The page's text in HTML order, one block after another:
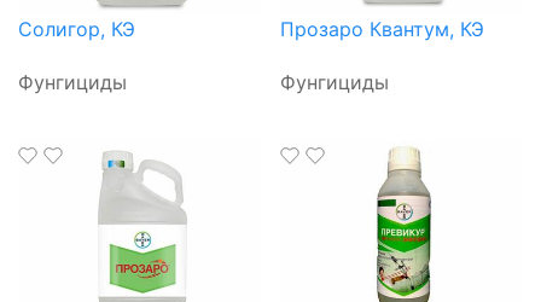
Солигор, КЭ
Фунгициды
Прозаро Квантум, КЭ
Фунгициды